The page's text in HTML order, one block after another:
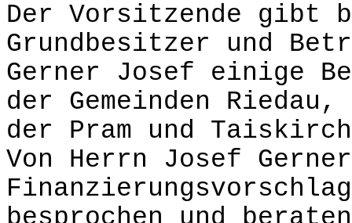
Der Vorsitzende gibt
Grundbesitzer und
Gerner Josef einige
der Gemeinden
der Pram und
Von Herrn Josef